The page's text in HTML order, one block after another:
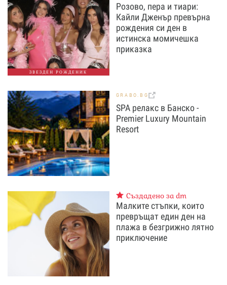
ЗВЕЗДЕН РОЖДЕНИК
Розово, пера и тиари:
Кайли Дженър превърна
рождения си ден в
истинска момичешка
приказка
GRABO.BG
SPA релакс в Банско -
Premier Luxury Mountain
Resort
Създадено за dm
Малките стъпки, които
превръщат един ден на
плажа в безгрижно лятно
приключение